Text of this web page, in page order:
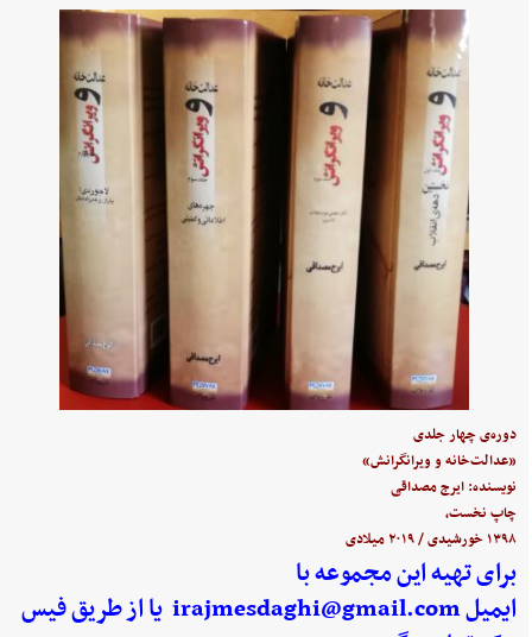
دوره‌ی چهار جلدی
«عدالت‌خانه و ویرانگرانش»
نویسنده: ایرج مصداقی
چاپ نخست،
۱۳۹۸ خورشیدی / ۲۰۱۹ میلادی
برای تهیه این مجموعه با
ایمیلirajmesdaghi@gmail.com یا از طریق فیس